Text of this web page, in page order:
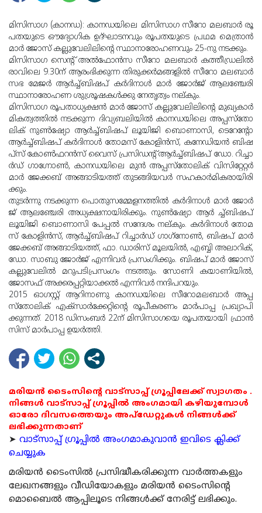
മി​സി​സാ​ഗ (കാ​ന​ഡ): കാ​ന​ഡ​യി​ലെ മി​സി​സാ​ഗ സീ​റോ​ മ​ല​ബാ​ർ രൂ​
പ​ത​യു​ടെ ഔ​ദ്യോ​ഗി​ക ഉ​ദ്ഘാ​ട​ന​വും രൂ​പ​ത​യു​ടെ പ്ര​ഥ​മ മെ​ത്രാ​ൻ
മാ​ർ ജോ​സ് ക​ല്ലു​വേ​ലി​ലി​ന്‍റെ സ്ഥാ​നാ​രോ​ഹ​ണ​വും 25-നു ​ന​ട​ക്കും.
മി​സി​സാ​ഗ സെ​ന്‍റ് അ​ൽ​ഫോ​ൻ​സ സീ​റോ മ​ല​ബാ​ർ ക​ത്തീ​ഡ്ര​ലി​ൽ
രാ​വി​ലെ 9.30ന് ​ആ​രം​ഭി​ക്കു​ന്ന തി​രു​ക്ക​ർ​മ​ങ്ങ​ളി​ൽ സീ​റോ മ​ല​ബാ​ർ
സ​ഭ മേ​ജ​ർ ആ​ർ​ച്ച്ബി​ഷ​പ് ക​ർ​ദി​നാ​ൾ മാ​ർ ജോ​ർ​ജ് ആ​ല​ഞ്ചേ​രി
സ്ഥാ​നാ​രോ​ഹ​ണ ശു​ശ്രൂ​ഷ​ക​ൾ​ക്കു നേ​തൃ​ത്വം ന​ല്കും.
മി​സി​സാ​ഗ രൂ​പ​താ​ധ്യ​ക്ഷ​ൻ മാ​ർ ജോ​സ് ക​ല്ലു​വേ​ലി​ലി​ന്‍റെ മു​ഖ്യ​കാ​ർ​
മി​ക​ത്വ​ത്തി​ൽ ന​ട​ക്കു​ന്ന ദി​വ്യ​ബ​ലി​യി​ൽ കാ​ന​ഡ​യി​ലെ അ​പ്പ​സ്തോ​
ലി​ക് നു​ൺ​ഷ്യോ ആ​ർ​ച്ച്ബി​ഷ​പ് ലൂ​യി​ജി ബൊ​ണാ​സി, ടെ​റേ​ന്‍റോ
ആ​ർ​ച്ച്ബി​ഷ​പ് ക​ർ​ദി​നാ​ൾ തോ​മ​സ് കോ​ളി​ൻ​സ്, ക​നേ​ഡി​യ​ൻ ബി​ഷ​
പ്സ് കോ​ൺ​ഫ​റ​ൻ​സ് വൈ​സ് പ്ര​സി​ഡ​ന്‍റ് ആ​ർ​ച്ച്ബി​ഷ​പ് ഡോ. ​റി​ച്ചാ​
ർ​ഡ് ഗാ​ഗ്നോ​ൺ, കാ​ന​ഡ​യി​ലെ മു​ൻ അ​പ്പ​സ്തോ​ലി​ക് വി​സി​റ്റേ​റ്റ​ർ
മാ​ർ ജേ​ക്ക​ബ് അ​ങ്ങാ​ടി​യ​ത്ത് തു​ട​ങ്ങി​യ​വ​ർ സ​ഹ​കാ​ർ​മി​ക​രാ​യി​രി​
ക്കും.
തു​ട​ർ​ന്നു ന​ട​ക്കു​ന്ന പൊ​തു​സ​മ്മേ​ള​ന​ത്തി​ൽ ക​ർ​ദി​നാ​ൾ മാ​ർ ജോ​ർ​
ജ് ആ​ല​ഞ്ചേ​രി അ​ധ്യ​ക്ഷ​നാ​യി​രി​ക്കും. നു​ൺ​ഷ്യോ ആർ ച്ച്ബിഷപ്
ലൂ​യി​ജി ബൊ​ണാ​സി പേ​പ്പ​ൽ സ​ന്ദേ​ശം ന​ല്കും. ക​ർ​ദി​നാ​ൾ തോ​മ​
സ് കോ​ളി​ൻ​സ്, ആ​ർ​ച്ച്ബി​ഷ​പ് റി​ച്ചാ​ർ​ഡ് ഗാ​ഗ്‌​നോ​ൺ, ബി​ഷ​പ് മാ​ർ
ജേ​ക്ക​ബ് അ​ങ്ങാ​ടി​യ​ത്ത്, ഫാ. ​ഡാ​രി​സ് മൂ​ല​യി​ൽ, എ​ബ്ബി അലാ​റി​ക്,
ഡോ. ​സാ​ബു ജോ​ർ​ജ് എ​ന്നി​വ​ർ പ്ര​സം​ഗി​ക്കും. ബി​ഷ​പ് മാ​ർ ജോ​സ്
ക​ല്ലു​വേ​ലി​ൽ മ​റു​പ​ടി​പ്ര​സം​ഗം ന​ട​ത്തും. സോ​ണി ക​യാ​ണി​യി​ൽ,
ജോ​സ​ഫ് അ​ക്ക​ര​പ്പ​റ്റി​യാ​ക്ക​ൽ എ​ന്നി​വ​ർ ന​ന്ദി​പ​റ​യും.
2015 ഓ​ഗ​സ്റ്റ് ആ​റി​നാ​ണു കാ​ന​ഡ​യി​ലെ സീ​റോ​മ​ല​ബാ​ർ അ​പ്പ​
സ്തോ​ലി​ക് എ​ക്സാ​ർ​ക്കേ​റ്റി​ന്‍റെ രൂ​പീ​ക​ര​ണം മാ​ർ​പാ​പ്പ പ്ര​ഖ്യാ​പി​
ക്കു​ന്ന​ത്. 2018 ഡി​സം​ബ​ർ 22ന് ​മി​സി​സാ​ഗ​യെ രൂ​പ​ത​യാ​യി ഫ്രാ​ൻ​
സി​സ് മാ​ർ​പാ​പ്പ ഉ​യ​ർ​ത്തി.
മരിയൻ ടൈംസിന്റെ വാട്സാപ്പ് ഗ്രൂപ്പിലേക്ക് സ്വാഗതം .
നിങ്ങൾ വാട്സാപ്പ് ഗ്രൂപ്പിൽ അംഗമായി കഴിയുമ്പോൾ
ഓരോ ദിവസത്തെയും അപ്ഡേറ്റുകൾ നിങ്ങൾക്ക്
ലഭിക്കുന്നതാണ്
➤ വാട്സാപ്പ് ഗ്രൂപ്പിൽ അംഗമാകുവാൻ ഇവിടെ ക്ലിക്ക്
ചെയ്യുക
മരിയന്‍ ടൈംസില്‍ പ്രസിദ്ധീകരിക്കുന്ന വാര്‍ത്തകളും
ലേഖനങ്ങളും വീഡിയോകളും മരിയന്‍ ടൈംസിന്റെ
മൊബൈല്‍ ആപ്പിലൂടെ നിങ്ങള്‍ക്ക് നേരിട്ട് ലഭിക്കും.